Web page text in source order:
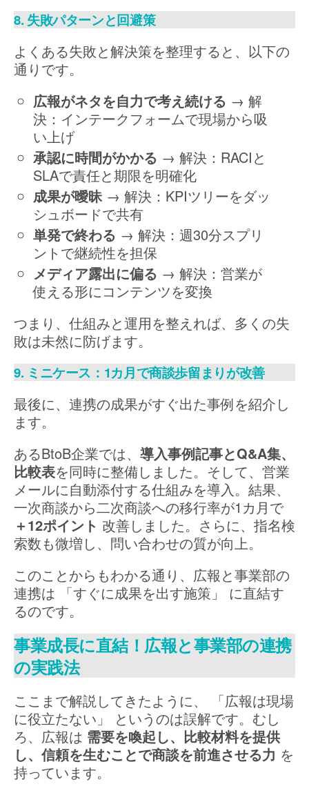
8. 失敗パターンと回避策
よくある失敗と解決策を整理すると、以下の
通りです。
広報がネタを自力で考え続ける → 解
決：インテークフォームで現場から吸
い上げ
承認に時間がかかる → 解決：RACIと
SLAで責任と期限を明確化
成果が曖昧→ 解決：KPIツリーをダッ
シュボードで共有
単発で終わる → 解決：週30分スプリ
ントで継続性を担保
メディア露出に偏る → 解決：営業が
使える形にコンテンツを変換
つまり、仕組みと運用を整えれば、多くの失
敗は未然に防げます。
9. ミニケース：1カ月で商談歩留まりが改善
最後に、連携の成果がすぐ出た事例を紹介し
ます。
あるBtoB企業では、 導入事例記事とQ&A集、
比較表を同時に整備しました。そして、営業
メールに自動添付する仕組みを導入。結果、
一次商談から二次商談への移行率が1カ月で
＋12ポイント 改善しました。さらに、指名検
索数も微増し、問い合わせの質が向上。
このことからもわかる通り、広報と事業部の
連携は 「すぐに成果を出す施策」 に直結す
るのです。
事業成長に直結！広報と事業部の連携
の実践法
ここまで解説してきたように、 「広報は現場
に役立たない」 というのは誤解です。むし
ろ、広報は 需要を喚起し、比較材料を提供
し、信頼を生むことで商談を前進させる力 を
持っています。